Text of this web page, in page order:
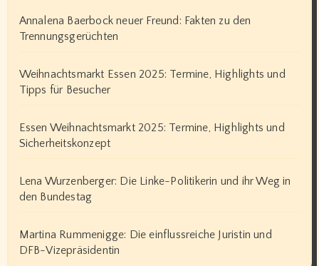
Annalena Baerbock neuer Freund: Fakten zu den
Trennungsgerüchten
Weihnachtsmarkt Essen 2025: Termine, Highlights und
Tipps für Besucher
Essen Weihnachtsmarkt 2025: Termine, Highlights und
Sicherheitskonzept
Lena Wurzenberger: Die Linke-Politikerin und ihr Weg in
den Bundestag
Martina Rummenigge: Die einflussreiche Juristin und
DFB-Vizepräsidentin